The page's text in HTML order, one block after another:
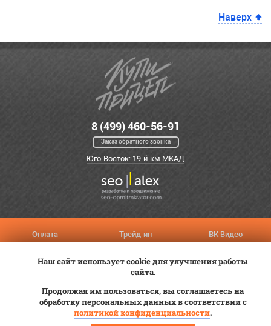
Наверх
8 (499) 460-56-91
Заказ обратного звонка
Юго-Восток: 19-й км МКАД
Оплата
Постановка на учет
Трейд-ин
Статьи
ВК Видео
© 2012—2026 «Купи прицеп»™ (ООО «Авангард», ИНН 9723035587)
Наш сайт использует cookie для улучшения работы
сайта.
Продолжая им пользоваться, вы соглашаетесь на
обработку персональных данных в соответствии с
политикой конфиденциальности.